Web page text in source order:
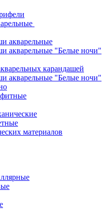
акварельные
акварельные "Белые ночи"
карандашей
акварельные "Белые ночи"
материалов